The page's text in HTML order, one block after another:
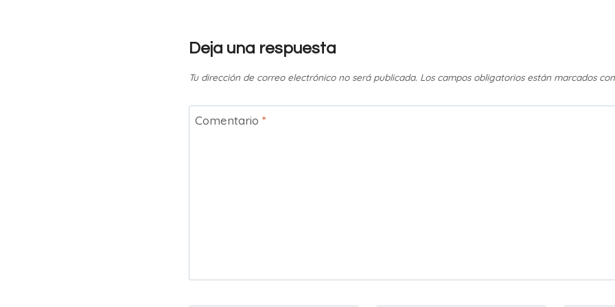
Deja una respuesta
Tu dirección de correo electrónico no será publicada. Los campos obligatorios están marcados
Comentario *